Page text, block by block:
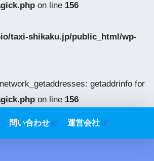
on line 156
taxi-shikaku.jp/public_html/wp-
getaddrinfo for
on line 156
問い合わせ 運営会社